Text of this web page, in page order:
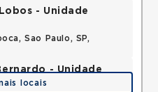
- Unidade
Sao Paulo, SP,
- Unidade
locais